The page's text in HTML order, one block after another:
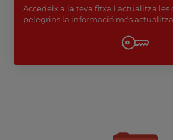
Accedeix a la teva fitxa i actualitza les
pelegrins la informació més